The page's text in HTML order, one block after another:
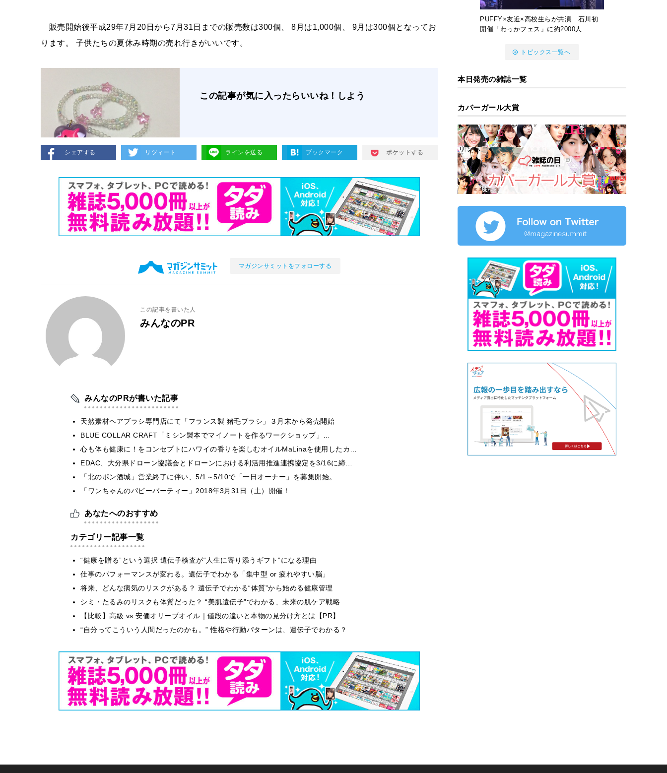
販売開始後平成29年7月20日から7月31日までの販売数は300個、 8月は1,000個、 9月は300個となってお
ります。 子供たちの夏休み時期の売れ行きがいいです。
この記事が気に入ったらいいね！しよう
シェアする リツィート ラインを送る ブックマーク ポケットする
マガジンサミットをフォローする
この記事を書いた人
みんなのPR
みんなのPRが書いた記事
天然素材ヘアブラシ専門店にて「フランス製 猪毛ブラシ」３月末から発売開始
BLUE COLLAR CRAFT「ミシン製本でマイノートを作るワークショップ」…
心も体も健康に！をコンセプトにハワイの香りを楽しむオイルMaLinaを使用したカ…
EDAC、大分県ドローン協議会とドローンにおける利活用推進連携協定を3/16に締…
「北のポン酒城」営業終了に伴い、5/1～5/10で「一日オーナー」を募集開始。
「ワンちゃんのパピーパーティー」2018年3月31日（土）開催！
あなたへのおすすめ
カテゴリー記事一覧
“健康を贈る”という選択 遺伝子検査が“人生に寄り添うギフト”になる理由
仕事のパフォーマンスが変わる。遺伝子でわかる「集中型 or 疲れやすい脳」
将来、どんな病気のリスクがある？ 遺伝子でわかる“体質”から始める健康管理
シミ・たるみのリスクも体質だった？ “美肌遺伝子”でわかる、未来の肌ケア戦略
【比較】高級 vs 安価オリーブオイル｜値段の違いと本物の見分け方とは【PR】
“自分ってこういう人間だったのかも。” 性格や行動パターンは、遺伝子でわかる？
PUFFY×友近×高校生らが共演 石川初
開催「わっかフェス」に約2000人
トピックス一覧へ
本日発売の雑誌一覧
カバーガール大賞